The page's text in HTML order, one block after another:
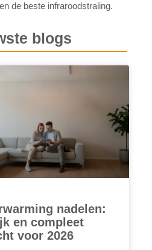
de beste infraroodstraling.
blogs
nadelen:
en compleet
voor 2026